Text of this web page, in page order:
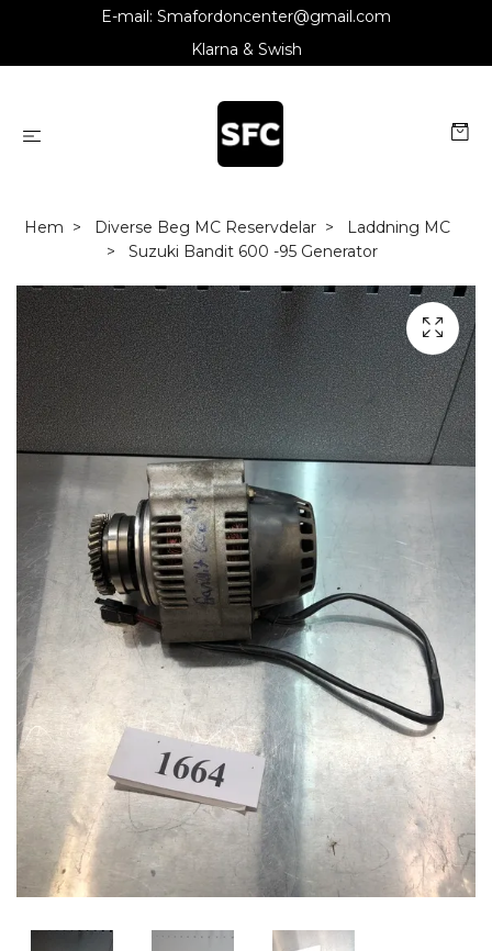
E-mail: Smafordoncenter@gmail.com
Klarna & Swish
Hem Diverse Beg MC Reservdelar
Laddning MC
Suzuki Bandit 600 -95 Generator